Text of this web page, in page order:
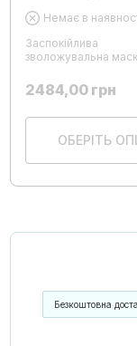
Немає в
Заспокійлива
зволожувальна
2484,00 грн
ОБЕРІТЬ
Безкоштовна